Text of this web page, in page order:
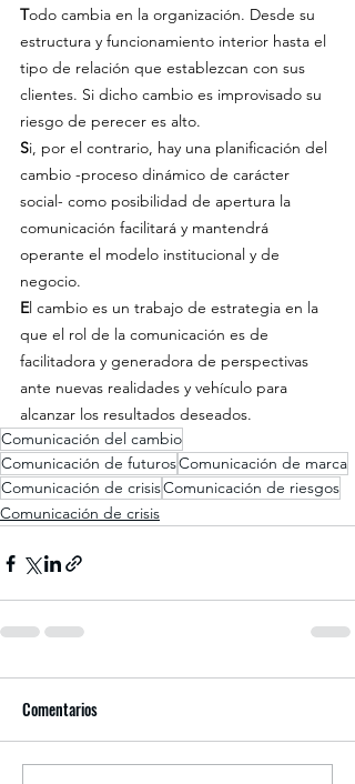
Todo cambia en la organización. Desde su
estructura y funcionamiento interior hasta el
tipo de relación que establezcan con sus
clientes. Si dicho cambio es improvisado su
riesgo de perecer es alto.
Si, por el contrario, hay una planificación del
cambio -proceso dinámico de carácter
social- como posibilidad de apertura la
comunicación facilitará y mantendrá
operante el modelo institucional y de
negocio.
El cambio es un trabajo de estrategia en la
que el rol de la comunicación es de
facilitadora y generadora de perspectivas
ante nuevas realidades y vehículo para
alcanzar los resultados deseados.
Comunicación del cambio
Comunicación de futurosComunicación de marca
Comunicación de crisisComunicación de riesgos
Comunicación de crisis
Comentarios